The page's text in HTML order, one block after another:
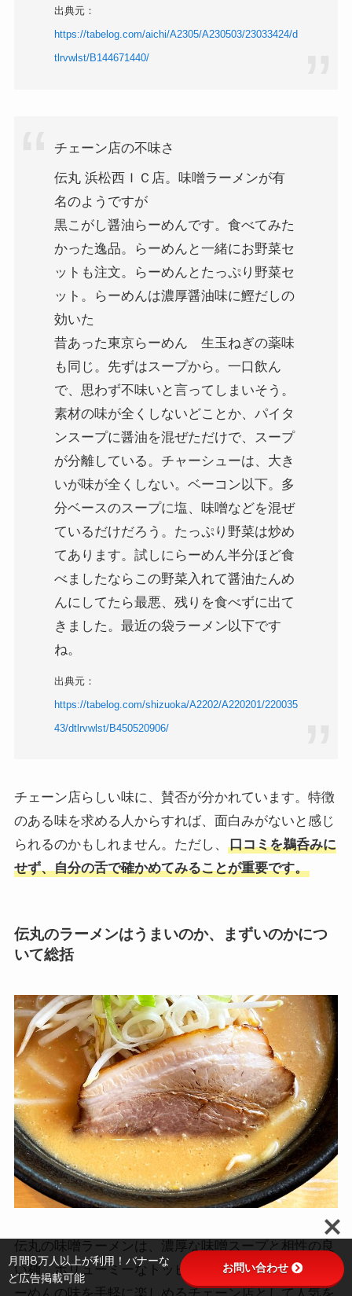
出典元：
https://tabelog.com/aichi/A2305/A230503/23033424/d
tlrvwlst/B144671440/
チェーン店の不味さ
伝丸 浜松西ＩＣ店。味噌ラーメンが有
名のようですが
黒こがし醤油らーめんです。食べてみた
かった逸品。らーめんと一緒にお野菜セ
ットも注文。らーめんとたっぷり野菜セ
ット。らーめんは濃厚醤油味に鰹だしの
効いた
昔あった東京らーめん 生玉ねぎの薬味
も同じ。先ずはスープから。一口飲ん
で、思わず不味いと言ってしまいそう。
素材の味が全くしないどことか、パイタ
ンスープに醤油を混ぜただけで、スープ
が分離している。チャーシューは、大き
いが味が全くしない。ベーコン以下。多
分ベースのスープに塩、味噌などを混ぜ
ているだけだろう。たっぷり野菜は炒め
てあります。試しにらーめん半分ほど食
べましたならこの野菜入れて醤油たんめ
んにしてたら最悪、残りを食べずに出て
きました。最近の袋ラーメン以下です
ね。
出典元：
https://tabelog.com/shizuoka/A2202/A220201/220035
43/dtlrvwlst/B450520906/
チェーン店らしい味に、賛否が分かれています。特徴
のある味を求める人からすれば、面白みがないと感じ
られるのかもしれません。ただし、
口コミを鵜呑みに
せず、自分の舌で確かめてみることが重要です。
伝丸のラーメンはうまいのか、まずいのかにつ
いて総括
伝丸の味噌ラーメンは、濃厚な味噌スープと相性の良
い麺、ボリューミーなトッピングが特徴で、北海道ら
月間8万人以上が利用！バナーな
ど広告掲載可能
お問い合わせ